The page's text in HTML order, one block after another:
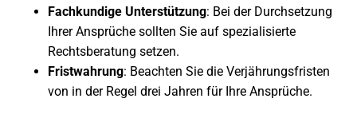
Fachkundige Unterstützung: Bei der Durchsetzung
Ihrer Ansprüche sollten Sie auf spezialisierte
Rechtsberatung setzen.
Fristwahrung: Beachten Sie die Verjährungsfristen
von in der Regel drei Jahren für Ihre Ansprüche.